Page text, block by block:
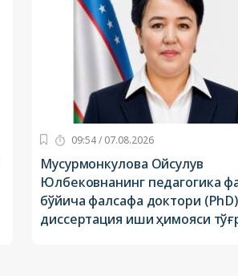
09:54 / 07.08.2026
Мусурмонкулова Ойсулув
Юлбековнанинг педагогика
бўйича фалсафа доктори (PhD)
диссертация иши ҳимояси